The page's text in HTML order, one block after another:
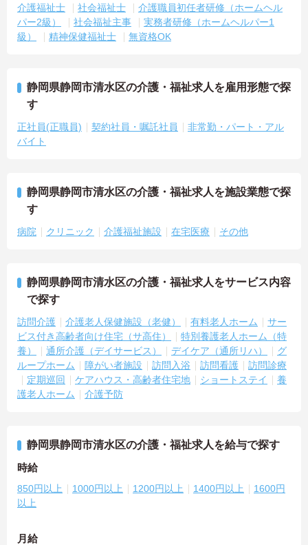
介護福祉士 社会福祉士
介護職員初任者研修（ホームヘル
パー2級）
社会福祉主事
実務者研修（ホームヘルパー1
級）
精神保健福祉士 無資格OK
静岡県静岡市清水区の介護・福祉求人を雇用形態で探
す
正社員(正職員) 契約社員・嘱託社員
非常勤・パート・アル
バイト
静岡県静岡市清水区の介護・福祉求人を施設業態で探
す
病院 クリニック 介護福祉施設 在宅医療 その他
静岡県静岡市清水区の介護・福祉求人をサービス内容
で探す
訪問介護 介護老人保健施設（老健） 有料老人ホーム
サー
ビス付き高齢者向け住宅（サ高住）
特別養護老人ホーム（特
養）
通所介護（デイサービス） デイケア（通所リハ）
グ
ループホーム
障がい者施設 訪問入浴 訪問看護
訪問診療
定期巡回
ケアハウス・高齢者住宅地 ショートステイ
養
護老人ホーム
介護予防
静岡県静岡市清水区の介護・福祉求人を給与で探す
時給
850円以上 1000円以上 1200円以上 1400円以上
1600円
以上
月給